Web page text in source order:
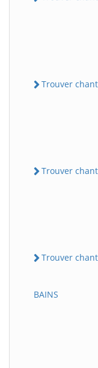
Trouver
Trouver
Trouver
BAINS